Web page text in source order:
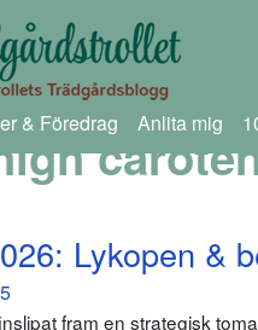
& Föredrag Anlita mig
Lykopen &
5
fram en strategisk